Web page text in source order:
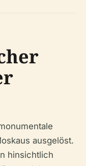
ausgelöst.
hinsichtlich